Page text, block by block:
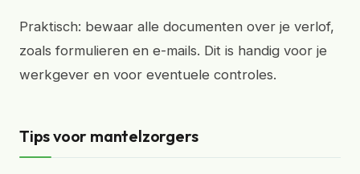
Praktisch: bewaar alle documenten over je verlof,
zoals formulieren en e-mails. Dit is handig voor je
werkgever en voor eventuele controles.
Tips voor mantelzorgers